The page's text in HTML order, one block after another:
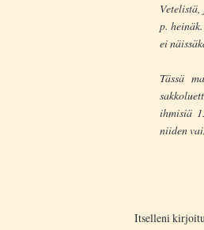
p.
ei
Tässä
ihmisiä
niiden
Itselleni